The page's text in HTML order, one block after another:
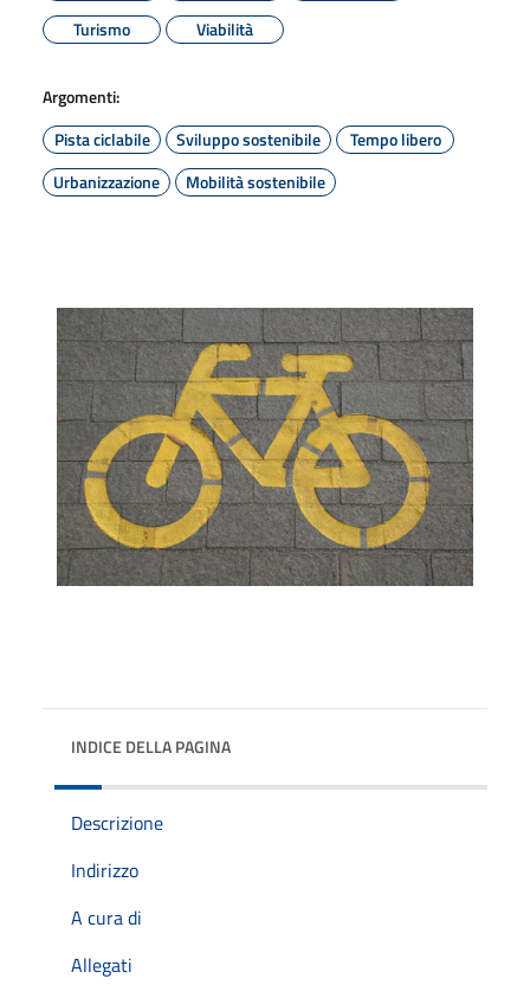
Turismo
Viabilità
Argomenti:
Pista ciclabile
Sviluppo sostenibile
Tempo libero
Urbanizzazione
Mobilità sostenibile
INDICE DELLA PAGINA
Descrizione
Indirizzo
A cura di
Allegati